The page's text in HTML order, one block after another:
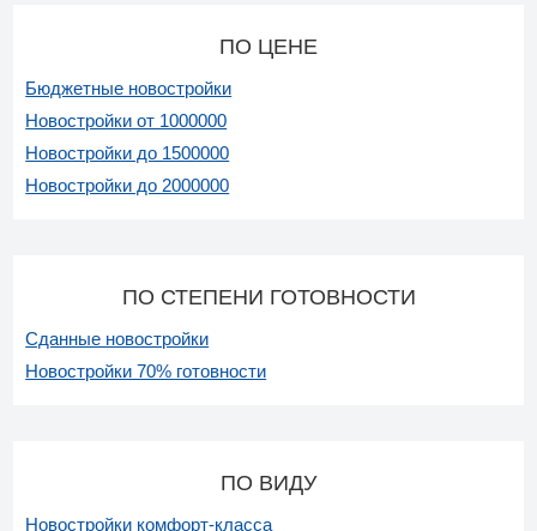
ПО ЦЕНЕ
Бюджетные новостройки
Новостройки от 1000000
Новостройки до 1500000
Новостройки до 2000000
ПО СТЕПЕНИ ГОТОВНОСТИ
Сданные новостройки
Новостройки 70% готовности
ПО ВИДУ
Новостройки комфорт-класса